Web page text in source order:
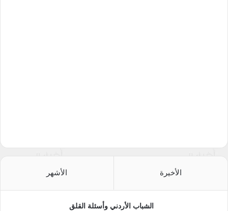
الأخيرة الأشهر
الشباب الأردني وأسئلة القلق